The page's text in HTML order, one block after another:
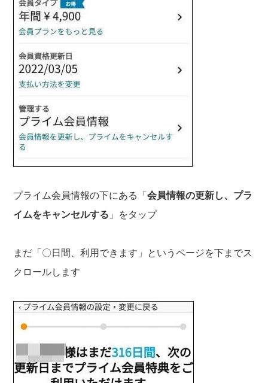
プライム会員情報の下にある「会員情報の更新し、プラ
イムをキャンセルする 」をタップ
まだ「〇日間、利用できます」というページを下までス
クロールします